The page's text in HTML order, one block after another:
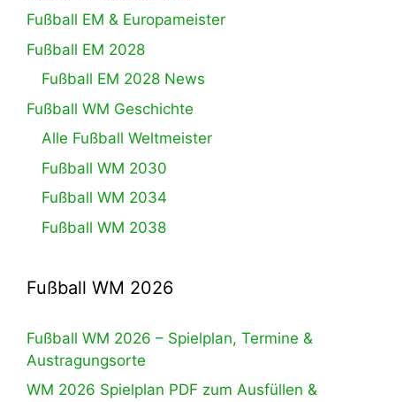
Fußball EM & Europameister
Fußball EM 2028
Fußball EM 2028 News
Fußball WM Geschichte
Alle Fußball Weltmeister
Fußball WM 2030
Fußball WM 2034
Fußball WM 2038
Fußball WM 2026
Fußball WM 2026 – Spielplan, Termine &
Austragungsorte
WM 2026 Spielplan PDF zum Ausfüllen &